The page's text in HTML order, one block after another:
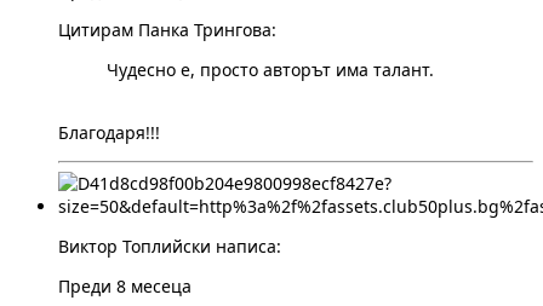
Цитирам Панка Трингова:
Чудесно е, просто авторът има талант.
Благодаря!!!
Виктор Топлийски написа:
Преди 8 месеца